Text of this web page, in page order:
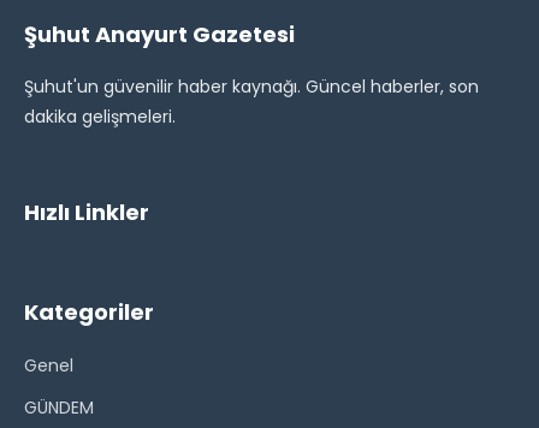
Şuhut Anayurt Gazetesi
Şuhut'un güvenilir haber kaynağı. Güncel haberler, son
dakika gelişmeleri.
Hızlı Linkler
Kategoriler
Genel
GÜNDEM